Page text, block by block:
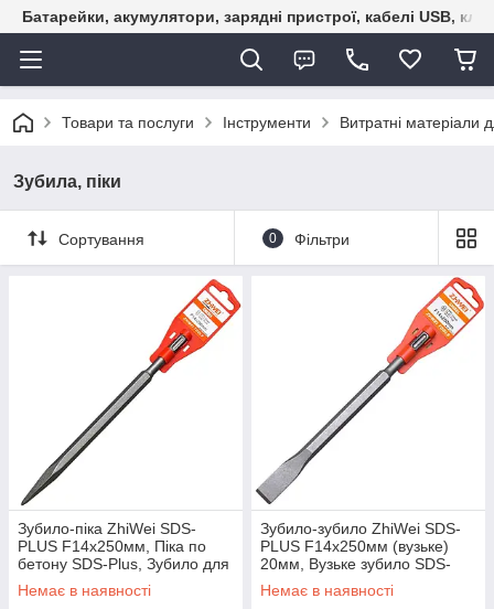
Батарейки, акумулятори, зарядні пристрої, кабелі USB,
Товари та послуги Інструменти Витратні матеріали
Зубила, піки
Сортування 0 Фільтри
Зубило-піка ZhiWei SDS-
PLUS F14х250мм, Піка по
бетону SDS-Plus, Зубило для
демонтажу
Немає в наявності
Зубило-зубило ZhiWei SDS-
PLUS F14х250мм (вузьке)
20мм, Вузьке зубило SDS-
PLUS, Долото для
перфоратора
Немає в наявності